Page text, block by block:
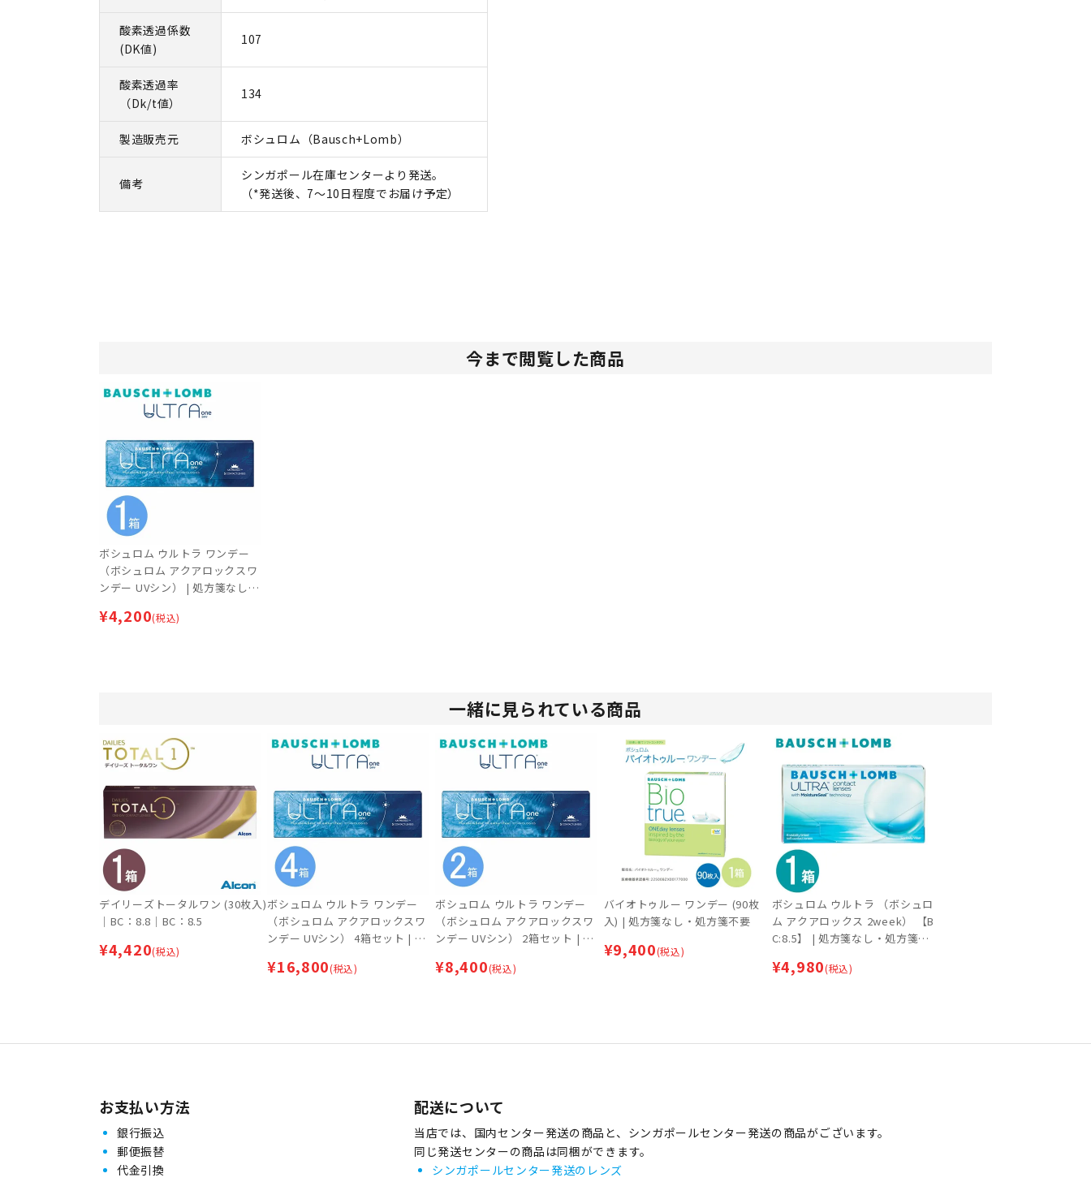
酸素透過係数
(DK値)
107
酸素透過率
（Dk/t値）
134
製造販売元 ボシュロム（Bausch+Lomb）
備考
シンガポール在庫センターより発送。
（*発送後、7～10日程度でお届け予定）
今まで閲覧した商品
ボシュロム ウルトラ ワンデー
（ボシュロム アクアロックスワ
ンデー UVシン） | 処方箋なし・
¥4,200(税込)
一緒に見られている商品
デイリーズトータルワン (30枚入)
｜BC：8.8｜BC：8.5
¥4,420(税込)
ボシュロム ウルトラ ワンデー
（ボシュロム アクアロックスワ
ンデー UVシン） 4箱セット | 処
¥16,800(税込)
ボシュロム ウルトラ ワンデー
（ボシュロム アクアロックスワ
ンデー UVシン） 2箱セット | 処
¥8,400(税込)
バイオトゥルー ワンデー (90枚
入) | 処方箋なし・処方箋不要
¥9,400(税込)
ボシュロム ウルトラ （ボシュロ
ム アクアロックス 2week） 【B
C:8.5】 | 処方箋なし・処方箋不
¥4,980(税込)
お支払い方法
銀行振込
郵便振替
代金引換
配送について
当店では、国内センター発送の商品と、シンガポールセンター発送の商品がございます。
同じ発送センターの商品は同梱ができます。
シンガポールセンター発送のレンズ